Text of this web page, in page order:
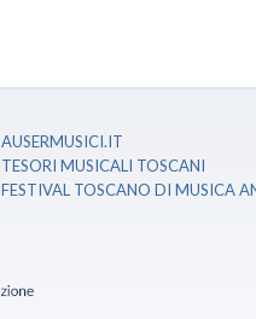
AUSERMUSICI.IT
TESORI MUSICALI TOSCANI
FESTIVAL TOSCANO DI MUSICA